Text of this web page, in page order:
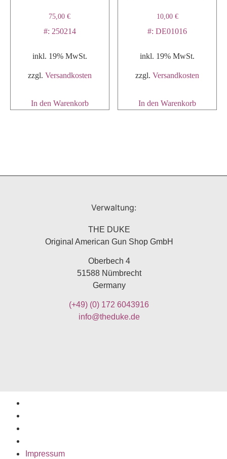
75,00€
#: 250214
inkl. 19% MwSt.
zzgl. Versandkosten
In den Warenkorb
10,00 €
#: DE01016
inkl. 19% MwSt.
zzgl.Versandkosten
In den Warenkorb
Verwaltung:
THE DUKE
Original American Gun Shop GmbH
Oberbech 4
51588 Nümbrecht
Germany
(+49) (0) 172 6043916
info@theduke.de
Impressum